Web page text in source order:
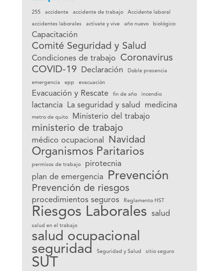
255 accidente accidente de trabajo Accidente laboral
accidentes laborales activate y vive año nuevo biológico
Capacitación
Comité Seguridad y Salud
Condiciones de trabajo
Coronavirus
COVID-19
Declaración Doble presencia
emergencia epp evacuación
Evacuación y Rescate fin de año incendio
lactancia La seguridad y salud medicina
metro de quito Ministerio del trabajo
ministerio de trabajo
médico ocupacional Navidad
Organismos Paritarios
permisos de trabajo
pirotecnia
plan de emergencia
Prevención
Prevención de riesgos
procedimientos seguros Reglamento HST
Riesgos Laborales salud
salud en el trabajo
salud ocupacional
seguridad
Seguridad y Salud sitio seguro
SUT